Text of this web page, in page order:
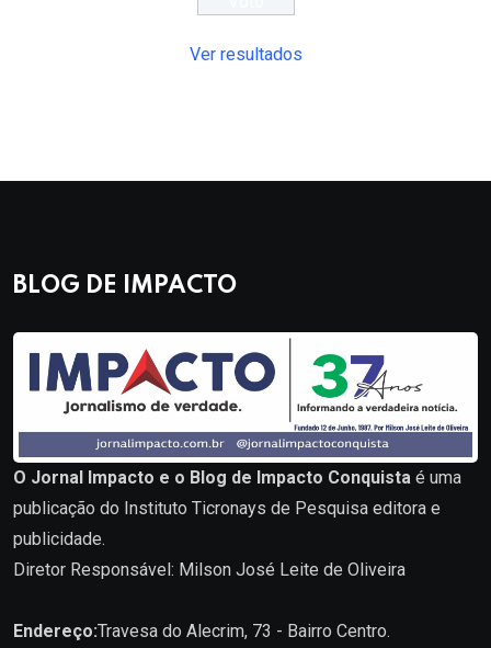
Ver resultados
BLOG DE IMPACTO
O Jornal Impacto e o Blog de Impacto Conquista é uma
publicação do Instituto Ticronays de Pesquisa editora e
publicidade.
Diretor Responsável: Milson José Leite de Oliveira
Endereço:Travesa do Alecrim, 73 - Bairro Centro.